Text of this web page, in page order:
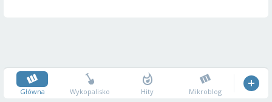
Główna Wykopalisko Hity Mikroblog